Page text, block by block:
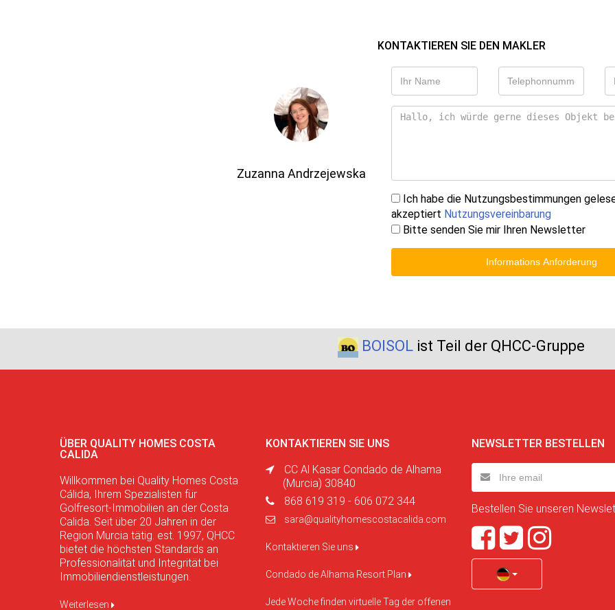
KONTAKTIEREN SIE DEN MAKLER
Zuzanna Andrzejewska
Ich habe die Nutzungsbestimmungen
akzeptiert Nutzungsvereinbarung
Bitte senden Sie mir Ihren Newsletter
Informations Anforderung
BOISOL ist Teil der QHCC-Gruppe
ÜBER QUALITY HOMES COSTA
CALIDA
Willkommen bei Quality Homes Costa
Cálida, Ihrem Spezialisten für
Golfresort-Immobilien an der Costa
Calida. Seit über 20 Jahren in der
Region Murcia tätig. est. 1997, QHCC
bietet die höchsten Standards an
Professionalität und Integrität bei
Immobiliendienstleistungen.
Weiterlesen
KONTAKTIEREN SIE UNS
CC Al Kasar Condado de Alhama
(Murcia) 30840
868 619 319 - 606 072 344
sara@qualityhomescostacalida.com
Kontaktieren Sie uns
Condado de Alhama Resort Plan
Jede Woche finden virtuelle Tag der offenen
NEWSLETTER BESTELLEN
Bestellen Sie unseren